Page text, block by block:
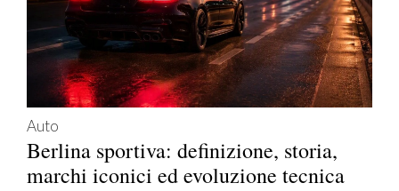
Auto
Berlina sportiva: definizione, storia,
marchi iconici ed evoluzione tecnica